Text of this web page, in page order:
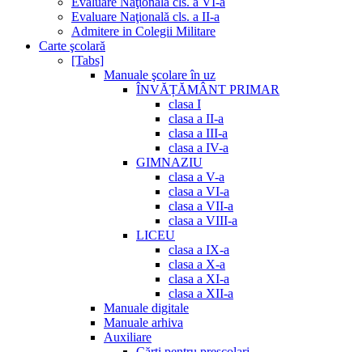
Evaluare Naţională cls. a II-a
Admitere in Colegii Militare
Carte şcolară
[Tabs]
Manuale şcolare în uz
ÎNVĂȚĂMÂNT PRIMAR
clasa I
clasa a II-a
clasa a III-a
clasa a IV-a
GIMNAZIU
clasa a V-a
clasa a VI-a
clasa a VII-a
clasa a VIII-a
LICEU
clasa a IX-a
clasa a X-a
clasa a XI-a
clasa a XII-a
Manuale digitale
Manuale arhiva
Auxiliare